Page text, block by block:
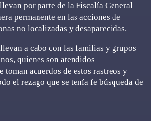
por parte de la Fiscalía General
permanente en las acciones de
no localizadas y desaparecidas.
a cabo con las familias y grupos
quienes son atendidos
toman acuerdos de estos rastreos y
el rezago que se tenía fe búsqueda de